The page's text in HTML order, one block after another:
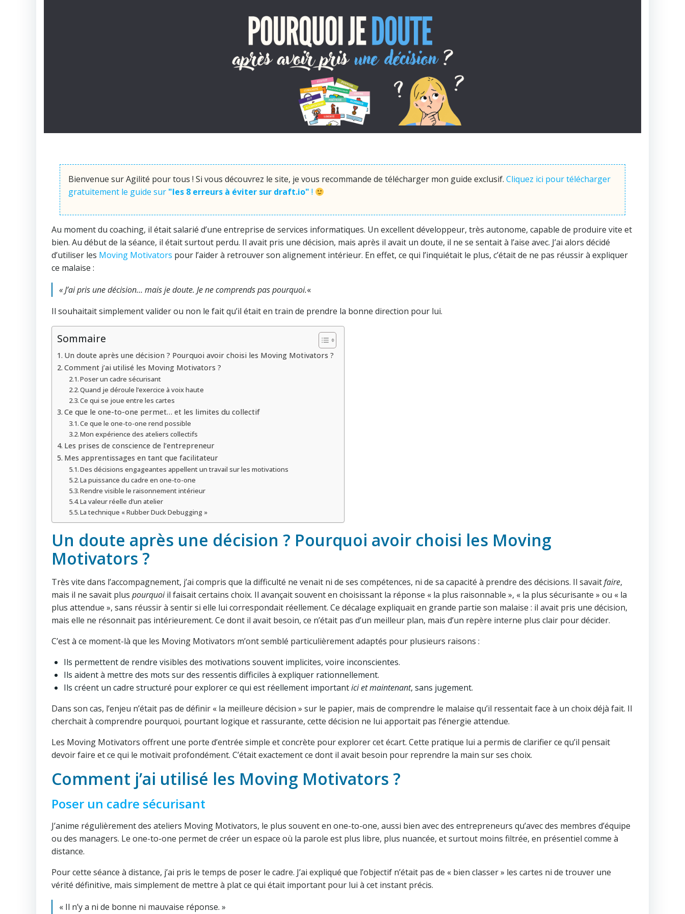
Bienvenue sur Agilité pour tous ! Si vous découvrez le site, je vous recommande de télécharger mon guide exclusif. Cliquez ici pour télécharger
gratuitement le guide sur "les 8 erreurs à éviter sur draft.io" !
Au moment du coaching, il était salarié d’une entreprise de services informatiques. Un excellent développeur, très autonome, capable de produire vite et
bien. Au début de la séance, il était surtout perdu. Il avait pris une décision, mais après il avait un doute, il ne se sentait à l’aise avec. J’ai alors décidé
d’utiliser les Moving Motivators pour l’aider à retrouver son alignement intérieur. En effet, ce qui l’inquiétait le plus, c’était de ne pas réussir à expliquer
ce malaise :
« J’ai pris une décision… mais je doute. Je ne comprends pas pourquoi.«
Il souhaitait simplement valider ou non le fait qu’il était en train de prendre la bonne direction pour lui.
Sommaire
Un doute après une décision ? Pourquoi avoir choisi les Moving Motivators ?
Comment j’ai utilisé les Moving Motivators ?
Poser un cadre sécurisant
Quand je déroule l’exercice à voix haute
Ce qui se joue entre les cartes
Ce que le one-to-one permet… et les limites du collectif
Ce que le one-to-one rend possible
Mon expérience des ateliers collectifs
Les prises de conscience de l’entrepreneur
Mes apprentissages en tant que facilitateur
Des décisions engageantes appellent un travail sur les motivations
La puissance du cadre en one-to-one
Rendre visible le raisonnement intérieur
La valeur réelle d’un atelier
La technique « Rubber Duck Debugging »
Un doute après une décision ? Pourquoi avoir choisi les Moving
Motivators ?
Très vite dans l’accompagnement, j’ai compris que la difficulté ne venait ni de ses compétences, ni de sa capacité à prendre des décisions. Il savaitfaire,
mais il ne savait plus pourquoiil faisait certains choix. Il avançait souvent en choisissant la réponse « la plus raisonnable », « la plus sécurisante » ou « la
plus attendue », sans réussir à sentir si elle lui correspondait réellement. Ce décalage expliquait en grande partie son malaise : il avait pris une décision,
mais elle ne résonnait pas intérieurement. Ce dont il avait besoin, ce n’était pas d’un meilleur plan, mais d’un repère interne plus clair pour décider.
C’est à ce moment-là que les Moving Motivators m’ont semblé particulièrement adaptés pour plusieurs raisons :
Ils permettent de rendre visibles des motivations souvent implicites, voire inconscientes.
Ils aident à mettre des mots sur des ressentis difficiles à expliquer rationnellement.
Ils créent un cadre structuré pour explorer ce qui est réellement importantici et maintenant, sans jugement.
Dans son cas, l’enjeu n’était pas de définir « la meilleure décision » sur le papier, mais de comprendre le malaise qu’il ressentait face à un choix déjà fait. Il
cherchait à comprendre pourquoi, pourtant logique et rassurante, cette décision ne lui apportait pas l’énergie attendue.
Les Moving Motivators offrent une porte d’entrée simple et concrète pour explorer cet écart. Cette pratique lui a permis de clarifier ce qu’il pensait
devoir faire et ce qui le motivait profondément. C’était exactement ce dont il avait besoin pour reprendre la main sur ses choix.
Comment j’ai utilisé les Moving Motivators ?
Poser un cadre sécurisant
J’anime régulièrement des ateliers Moving Motivators, le plus souvent en one-to-one, aussi bien avec des entrepreneurs qu’avec des membres d’équipe
ou des managers. Le one-to-one permet de créer un espace où la parole est plus libre, plus nuancée, et surtout moins filtrée, en présentiel comme à
distance.
Pour cette séance à distance, j’ai pris le temps de poser le cadre. J’ai expliqué que l’objectif n’était pas de « bien classer » les cartes ni de trouver une
vérité définitive, mais simplement de mettre à plat ce qui était important pour lui à cet instant précis.
« Il n’y a ni de bonne ni mauvaise réponse. »